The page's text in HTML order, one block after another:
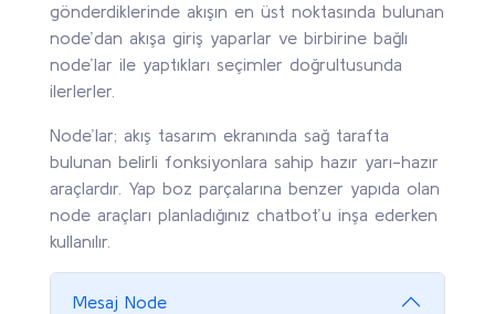
gönderdiklerinde akışın en üst noktasında bulunan
node’dan akışa giriş yaparlar ve birbirine bağlı
node’lar ile yaptıkları seçimler doğrultusunda
ilerlerler.
Node’lar; akış tasarım ekranında sağ tarafta
bulunan belirli fonksiyonlara sahip hazır yarı-hazır
araçlardır. Yap boz parçalarına benzer yapıda olan
node araçları planladığınız chatbot’u inşa ederken
kullanılır.
Mesaj Node